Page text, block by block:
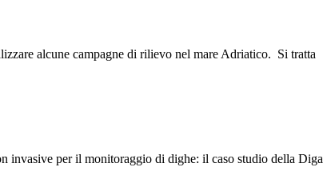
alcune campagne di rilievo nel mare Adriatico. Si tratta
invasive per il monitoraggio di dighe: il caso studio della Diga